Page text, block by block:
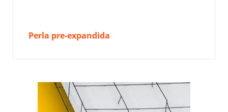
Perla pre-expandida